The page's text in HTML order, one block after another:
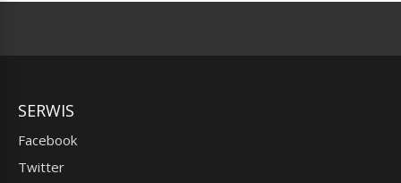
SERWIS
Facebook
Twitter